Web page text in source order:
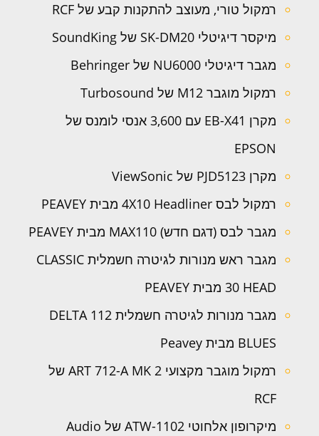
רמקול טורי, מעוצב להתקנות קבע של RCF
מיקסר דיגיטלי SK-DM20 של SoundKing
מגבר דיגיטלי NU6000 של Behringer
רמקול מוגבר M12 של Turbosound
מקרן EB-X41 עם 3,600 אנסי לומנס של
EPSON
מקרן PJD5123 של ViewSonic
רמקול לבס 4X10 Headliner מבית PEAVEY
מגבר לבס (דגם חדש) MAX110 מבית PEAVEY
מגבר ראש מנורות לגיטרה חשמלית CLASSIC
30 HEAD מבית PEAVEY
מגבר מנורות לגיטרה חשמלית 112 DELTA
BLUES מבית Peavey
רמקול מוגבר מקצועי ART 712-A MK 2 של
RCF
מיקרופון אלחוטי ATW-1102 של Audio